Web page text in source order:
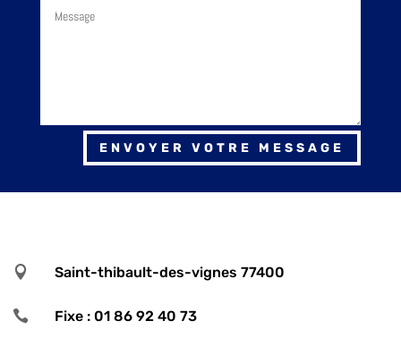
ENVOYER VOTRE MESSAGE
 Saint-thibault-des-vignes 77400
 Fixe : 01 86 92 40 73